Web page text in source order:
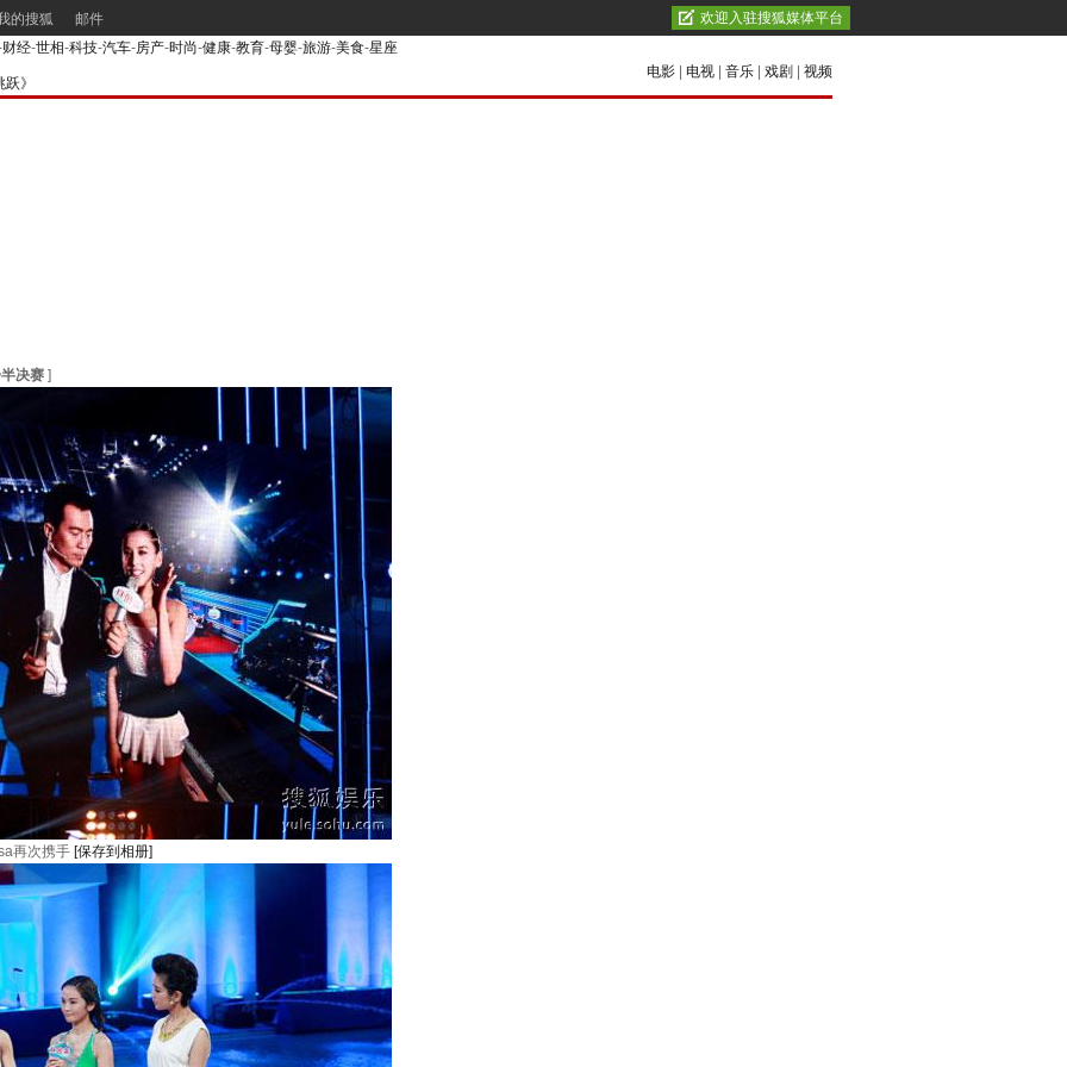
的搜狐 邮件
欢迎入驻搜狐媒体平台
财经-世相-科技-汽车-房产-时尚-健康-教育-母婴-旅游-美食-星座
》
电影 电视 音乐 戏剧 视频
决赛 ]
再次携手 [保存到相册]